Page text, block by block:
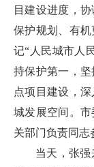
目建设进度，
保护规划、有
记“人民城市人
持保护第一，
点项目建设，
城发展空间。
关部门负责同志
当天，张